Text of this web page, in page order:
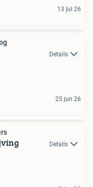
13 jul 26
Details
25 jun 26
Details